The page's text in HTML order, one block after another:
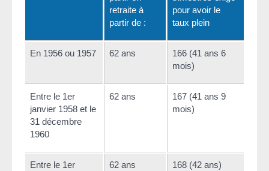
retraite à
partir de :
pour avoir le
taux plein
En 1956 ou 1957 62 ans
166 (41 ans 6
mois)
Entre le 1er
janvier 1958 et le
31 décembre
1960
62 ans
167 (41 ans 9
mois)
Entre le 1er
62 ans 168 (42 ans)